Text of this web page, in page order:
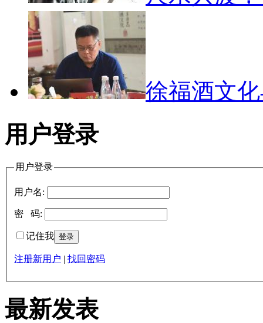
徐福酒文
用户登录
用户登录
用户名:
密 码:
记住我
注册新用户 | 找回密码
最新发表